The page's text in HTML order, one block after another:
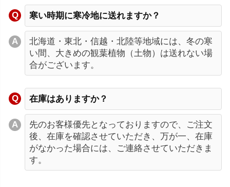
寒い時期に寒冷地に送れますか？
北海道・東北・信越・北陸等地域には、冬の寒
い間、大きめの観葉植物（土物）は送れない場
合がございます。
在庫はありますか？
先のお客様優先となっておりますので、ご注文
後、在庫を確認させていただき、万が一、在庫
がなかった場合には、ご連絡させていただきま
す。